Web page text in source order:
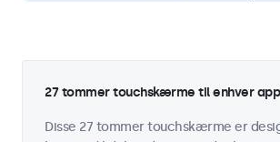
27 tommer touchskærme til enhver
Disse 27 tommer touchskærme er